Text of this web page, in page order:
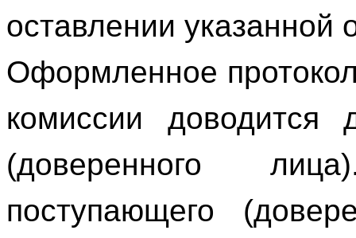
оставлении указанной
Оформленное
комиссии доводится
(доверенного
поступающего